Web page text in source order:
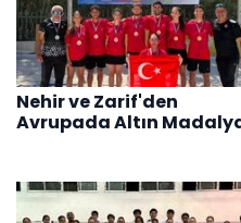
Nehir ve Zarif'den
Avrupada Altın